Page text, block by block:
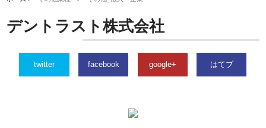
デントラスト株式会社
twitter facebook google+ はてブ